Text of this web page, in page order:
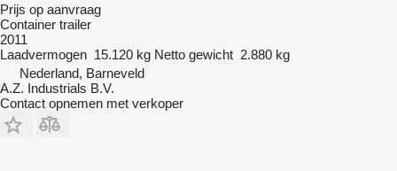
Prijs op aanvraag
Container trailer
2011
Laadvermogen 15.120 kg Netto gewicht 2.880 kg
Nederland, Barneveld
A.Z. Industrials B.V.
Contact opnemen met verkoper